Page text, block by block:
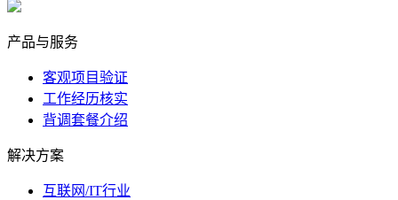
产品与服务
客观项目验证
工作经历核实
背调套餐介绍
解决方案
互联网/IT行业